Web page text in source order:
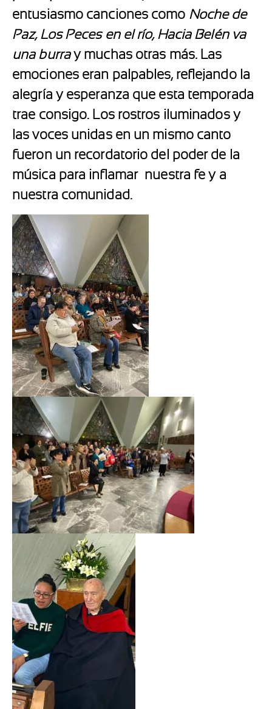
entusiasmo canciones como Noche de
Paz, Los Peces en el río, Hacia Belén va
una burray muchas otras más. Las
emociones eran palpables, reflejando la
alegría y esperanza que esta temporada
trae consigo. Los rostros iluminados y
las voces unidas en un mismo canto
fueron un recordatorio del poder de la
música para inflamar nuestra fe y a
nuestra comunidad.